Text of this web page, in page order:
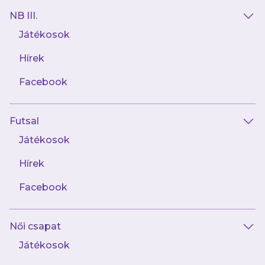
NB III.
Játékosok
Hírek
Facebook
Futsal
Játékosok
Hírek
Facebook
Női csapat
Játékosok
41 kép
OTP Bank Liga (25) Újpest FC-Budapest
Honvéd FC